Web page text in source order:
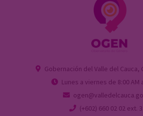
Gobernación del Valle del Cauca,
Lunes a viernes de 8:00 AM
(+602) 660 02 02 ext.